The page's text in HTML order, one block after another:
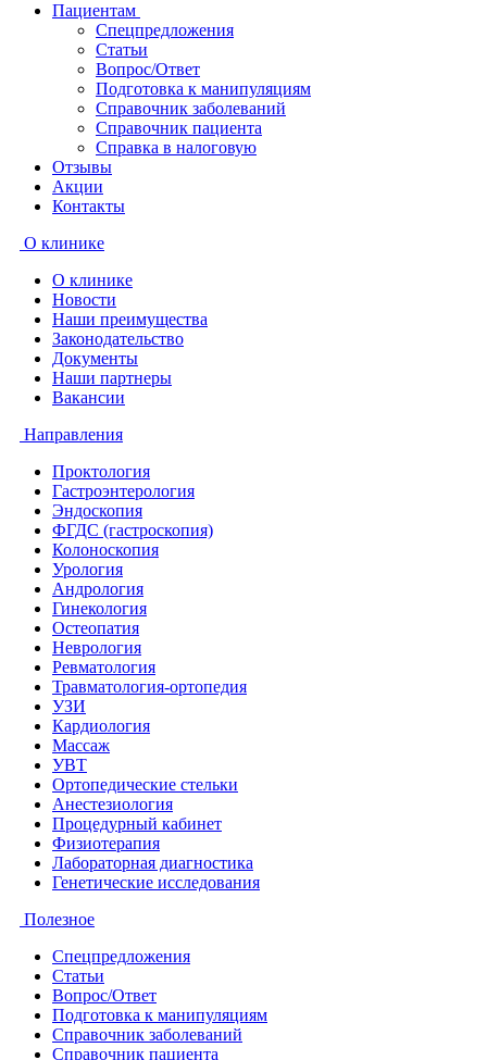
Пациентам
Спецпредложения
Статьи
Вопрос/Ответ
Подготовка к манипуляциям
Справочник заболеваний
Справочник пациента
Справка в налоговую
Отзывы
Акции
Контакты
О клинике
О клинике
Новости
Наши преимущества
Законодательство
Документы
Наши партнеры
Вакансии
Направления
Проктология
Гастроэнтерология
Эндоскопия
ФГДС (гастроскопия)
Колоноскопия
Урология
Андрология
Гинекология
Остеопатия
Неврология
Ревматология
Травматология-ортопедия
УЗИ
Кардиология
Массаж
УВТ
Ортопедические стельки
Анестезиология
Процедурный кабинет
Физиотерапия
Лабораторная диагностика
Генетические исследования
Полезное
Спецпредложения
Статьи
Вопрос/Ответ
Подготовка к манипуляциям
Справочник заболеваний
Справочник пациента